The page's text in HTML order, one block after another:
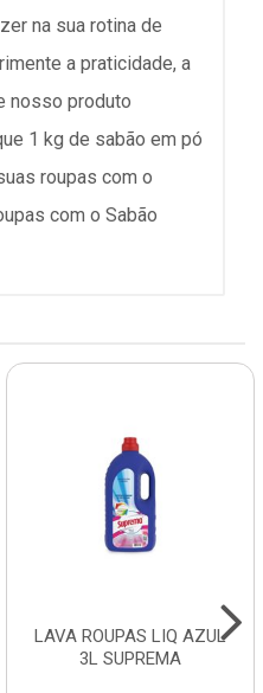
na sua rotina de
a praticidade, a
nosso produto
1 kg de sabão em pó
roupas com o
com o Sabão
LAVA ROUPAS LIQ AZUL
3L SUPREMA